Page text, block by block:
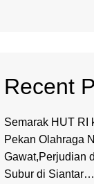
Recent
Semarak HUT RI
Pekan Olahraga
Gawat,Perjudian
Subur di